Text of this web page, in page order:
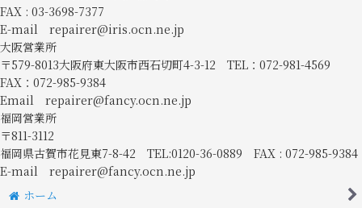
FAX : 03-3698-7377
E-mail repairer@iris.ocn.ne.jp
大阪営業所
〒579-8013大阪府東大阪市西石切町4-3-12 TEL：072-981-4569
FAX：072-985-9384
Email repairer@fancy.ocn.ne.jp
福岡営業所
〒811-3112
福岡県古賀市花見東7-8-42 TEL:0120-36-0889 FAX : 072-985-9384
E-mail repairer@fancy.ocn.ne.jp
ホーム